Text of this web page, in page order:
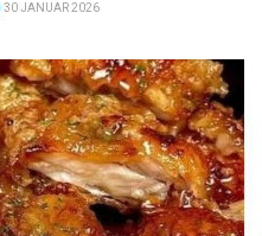
30 JANUAR 2026